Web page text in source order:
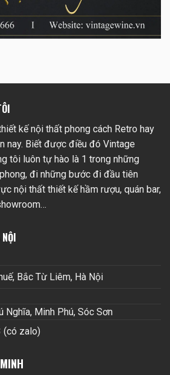
kế nội thất phong cách Retro hay
nay. Biết được điều đó Vintage
tôi luôn tự hào là 1 trong những
đi những bước đi đầu tiên
nội thất thiết kế hầm rượu, quán bar,
Bắc Từ Liêm, Hà Nội
Minh Phú, Sóc Sơn
(có zalo)